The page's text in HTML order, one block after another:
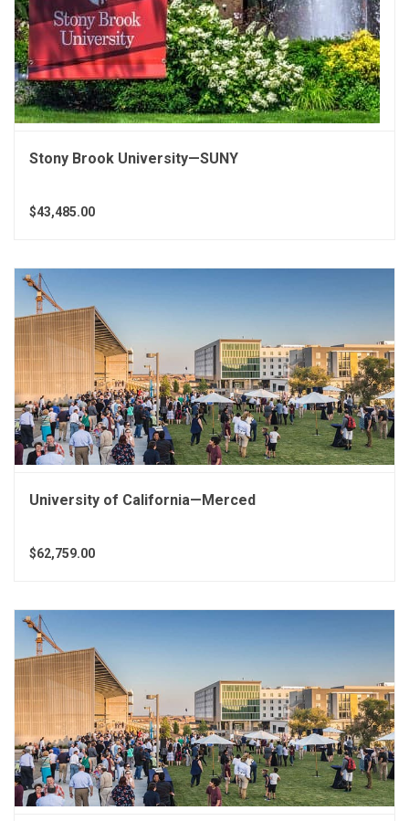
Stony Brook University—SUNY
$43,485.00
University of California—Merced
$62,759.00